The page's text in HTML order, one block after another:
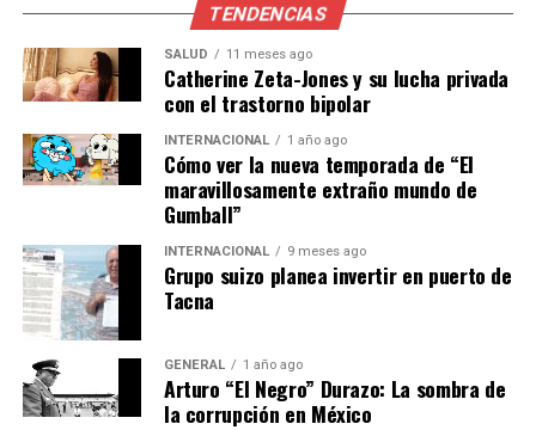
Victoria Chávez, quien ha sido una figura destacada en el
flag football, ha expresado su deseo de ver crecer la
popularidad de este deporte en México. Por su parte,
Maya Becerra, conocida por su precisión y consistencia
en el tiro con arco, ha sido una defensora de la inclusión
de más mujeres en deportes de precisión.
Mirando hacia el futuro
El reconocimiento en los World Games podría abrir
nuevas puertas para estas atletas, tanto en términos de
patrocinio como de oportunidades de competencia.
Además, su éxito podría impulsar un mayor interés y
participación en sus respectivos deportes dentro de
México.
TENDENCIAS
SALUD 11 meses ago
Catherine Zeta-Jones y su lucha privada
con el trastorno bipolar
INTERNACIONAL 1 año ago
Cómo ver la nueva temporada de “El
maravillosamente extraño mundo de
Gumball”
INTERNACIONAL 9 meses ago
Grupo suizo planea invertir en puerto de
Tacna
GENERAL 1 año ago
Arturo “El Negro” Durazo: La sombra de
la corrupción en México